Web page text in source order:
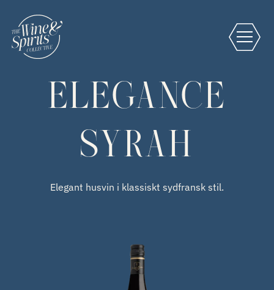
ELEGANCE
SYRAH
Elegant husvin i klassiskt sydfransk stil.